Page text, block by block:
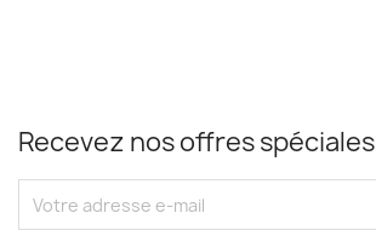
Recevez nos offres spéciales